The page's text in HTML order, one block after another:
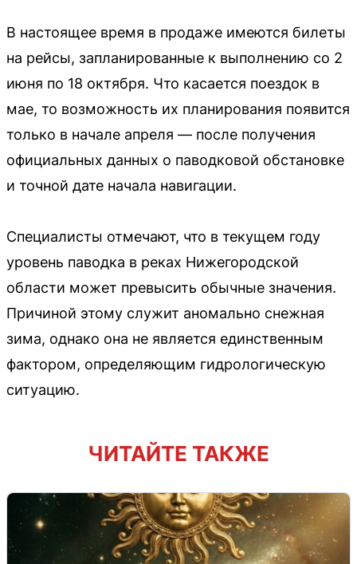
В настоящее время в продаже имеются билеты
на рейсы, запланированные к выполнению со 2
июня по 18 октября. Что касается поездок в
мае, то возможность их планирования появится
только в начале апреля — после получения
официальных данных о паводковой обстановке
и точной дате начала навигации.
Специалисты отмечают, что в текущем году
уровень паводка в реках Нижегородской
области может превысить обычные значения.
Причиной этому служит аномально снежная
зима, однако она не является единственным
фактором, определяющим гидрологическую
ситуацию.
ЧИТАЙТЕ ТАКЖЕ